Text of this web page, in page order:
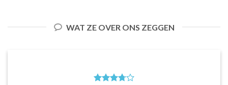
WAT ZE OVER ONS ZEGGEN